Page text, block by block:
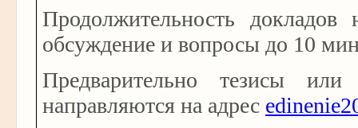
Продолжительность
обсуждение и вопросы до 10
Предварительно тезисы или
направляются на адрес